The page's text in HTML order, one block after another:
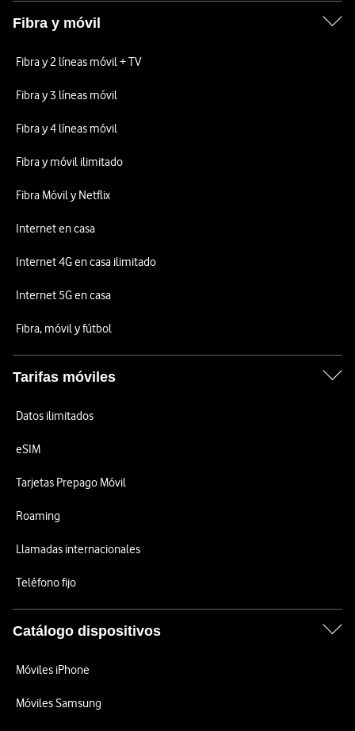
Fibra y móvil
Fibra y 2 líneas móvil + TV
Fibra y 3 líneas móvil
Fibra y 4 líneas móvil
Fibra y móvil ilimitado
Fibra Móvil y Netflix
Internet en casa
Internet 4G en casa ilimitado
Internet 5G en casa
Fibra, móvil y fútbol
Tarifas móviles
Datos ilimitados
eSIM
Tarjetas Prepago Móvil
Roaming
Llamadas internacionales
Teléfono fijo
Catálogo dispositivos
Móviles iPhone
Móviles Samsung